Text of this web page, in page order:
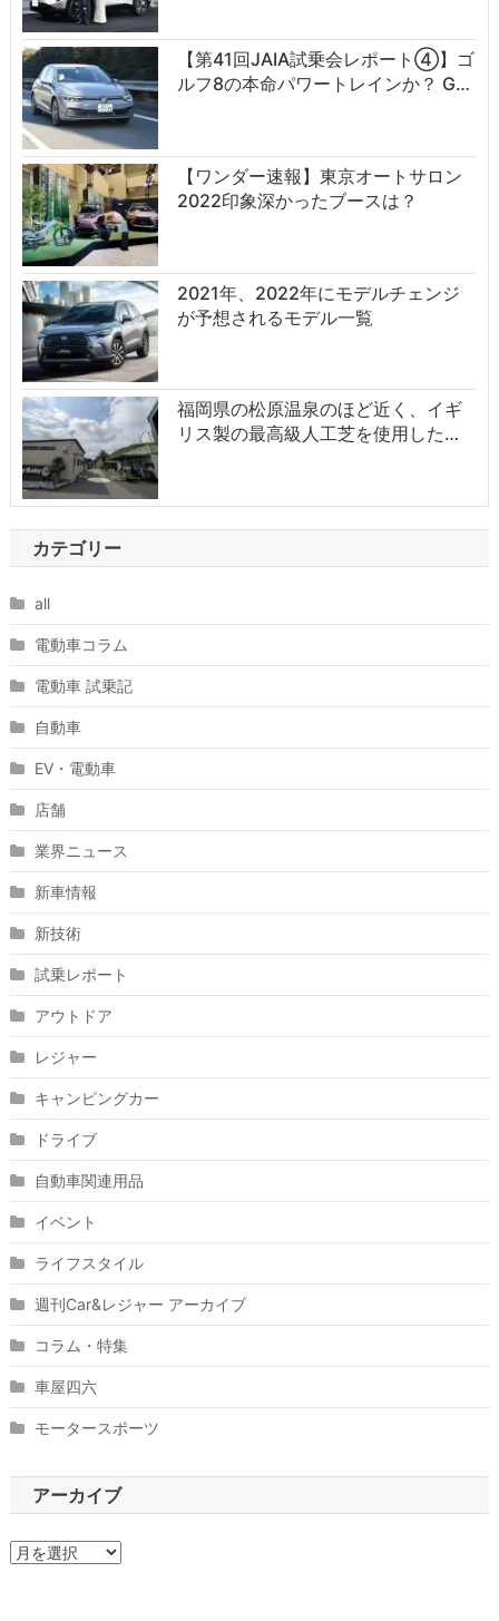
【第41回JAIA試乗会レポート④】ゴ
ルフ8の本命パワートレインか？ G…
【ワンダー速報】東京オートサロン
2022印象深かったブースは？
2021年、2022年にモデルチェンジ
が予想されるモデル一覧
福岡県の松原温泉のほど近く、イギ
リス製の最高級人工芝を使用した…
カテゴリー
all
電動車コラム
電動車 試乗記
自動車
EV・電動車
店舗
業界ニュース
新車情報
新技術
試乗レポート
アウトドア
レジャー
キャンピングカー
ドライブ
自動車関連用品
イベント
ライフスタイル
週刊Car&レジャー アーカイブ
コラム・特集
車屋四六
モータースポーツ
アーカイブ
ア